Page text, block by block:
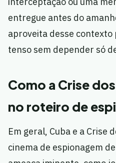
entregue antes do
aproveita desse
tenso sem depender só
Como a Crise
no roteiro de
Em geral, Cuba e a Crise
cinema de espionagem